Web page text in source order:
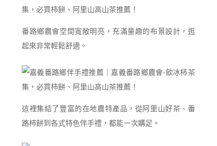
番路鄉農會空間寬敞明亮，充滿童趣的布景設計，逛
起來非常輕鬆舒適。
這裡集結了豐富的在地農特產品，從阿里山好茶、番
路柿餅到各式特色伴手禮，都能一次購足。